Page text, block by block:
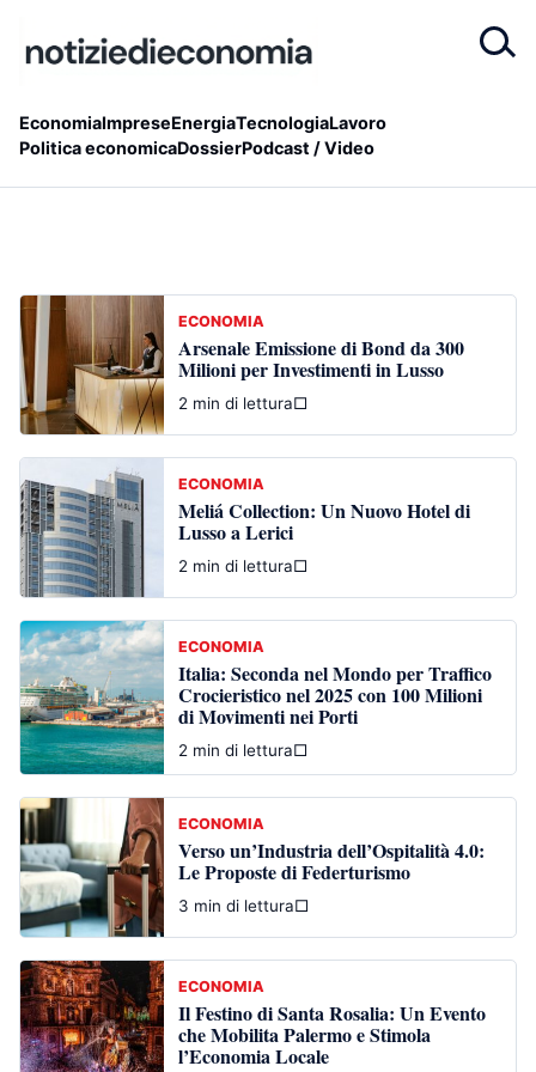
EconomiaImpreseEnergiaTecnologiaLavoro
Politica economicaDossierPodcast / Video
ECONOMIA
Arsenale Emissione di Bond da 300
Milioni per Investimenti in Lusso
2 min di lettura□
ECONOMIA
Meliá Collection: Un Nuovo Hotel di
Lusso a Lerici
2 min di lettura□
ECONOMIA
Italia: Seconda nel Mondo per Traffico
Crocieristico nel 2025 con 100 Milioni
di Movimenti nei Porti
2 min di lettura□
ECONOMIA
Verso un’Industria dell’Ospitalità 4.0:
Le Proposte di Federturismo
3 min di lettura□
ECONOMIA
Il Festino di Santa Rosalia: Un Evento
che Mobilita Palermo e Stimola
l’Economia Locale